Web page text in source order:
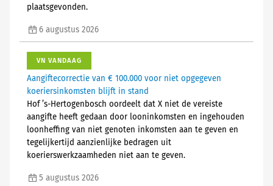
plaatsgevonden.
6 augustus 2026
VN VANDAAG
Aangiftecorrectie van € 100.000 voor niet opgegeven
koeriersinkomsten blijft in stand
Hof ’s-Hertogenbosch oordeelt dat X niet de vereiste
aangifte heeft gedaan door looninkomsten en ingehouden
loonheffing van niet genoten inkomsten aan te geven en
tegelijkertijd aanzienlijke bedragen uit
koerierswerkzaamheden niet aan te geven.
5 augustus 2026